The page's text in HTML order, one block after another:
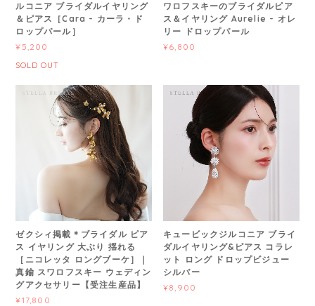
ルコニア ブライダルイヤリング
＆ピアス［Cara - カーラ・ド
ロップパール］
¥5,200
SOLD OUT
ワロフスキーのブライダルピア
ス＆イヤリング Aurelie - オレ
リー ドロップパール
¥6,800
ゼクシィ掲載＊ブライダル ピア
ス イヤリング 大ぶり 揺れる
［ニコレッタ ロングブーケ］｜
真鍮 スワロフスキー ウェディン
グアクセサリー【受注生産品】
¥17,800
キュービックジルコニア ブライ
ダルイヤリング&ピアス コラレ
ット ロング ドロップビジュー
シルバー
¥8,900